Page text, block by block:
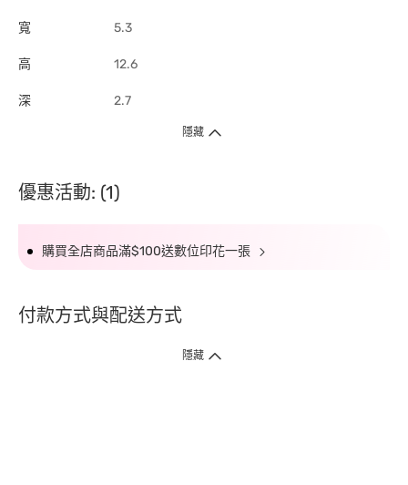
寬 5.3
高 12.6
深 2.7
隱藏
優惠活動: (1)
購買全店商品滿$100送數位印花一張
付款方式與配送方式
隱藏